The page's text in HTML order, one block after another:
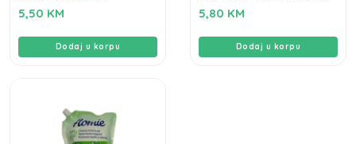
5,50 KM
Dodaj u korpu
5,80 KM
Dodaj u korpu